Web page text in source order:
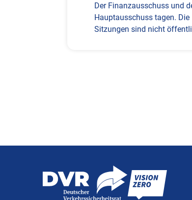
Der Finanzausschuss und
Hauptausschuss tagen. Die
Sitzungen sind nicht